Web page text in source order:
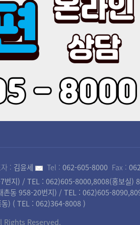
: 김윤세 Tel : 062-605-8000 Fax :
번지) / TEL : 062)605-8000,8008(홍보실
촌동 958-20번지) / TEL : 062)605-
동) ( TEL : 062)364-8008 )
Rights Reserved.